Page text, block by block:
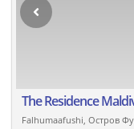
The Residence
Falhumaafushi, Остров